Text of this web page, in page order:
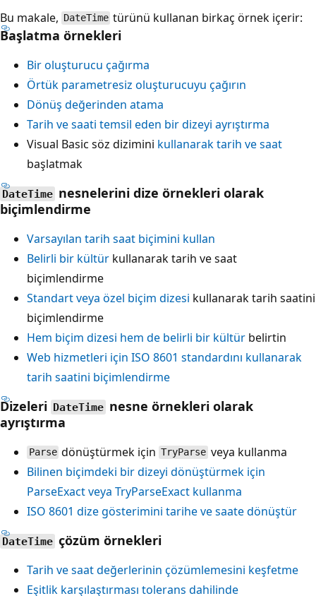
Bu makale, DateTime türünü kullanan birkaç örnek içerir:
Başlatma örnekleri
Bir oluşturucu çağırma
Örtük parametresiz oluşturucuyu çağırın
Dönüş değerinden atama
Tarih ve saati temsil eden bir dizeyi ayrıştırma
Visual Basic söz dizimini kullanarak tarih ve saat
başlatmak
DateTime nesnelerini dize örnekleri olarak
biçimlendirme
Varsayılan tarih saat biçimini kullan
Belirli bir kültür kullanarak tarih ve saat
biçimlendirme
Standart veya özel biçim dizesi kullanarak tarih saatini
biçimlendirme
Hem biçim dizesi hem de belirli bir kültür belirtin
Web hizmetleri için ISO 8601 standardını kullanarak
tarih saatini biçimlendirme
Dizeleri DateTime nesne örnekleri olarak
ayrıştırma
Parse dönüştürmek için TryParse veya kullanma
Bilinen biçimdeki bir dizeyi dönüştürmek için
ParseExactveya TryParseExact kullanma
ISO 8601 dize gösterimini tarihe ve saate dönüştür
DateTime çözüm örnekleri
Tarih ve saat değerlerinin çözümlemesini keşfetme
Eşitlik karşılaştırması tolerans dahilinde